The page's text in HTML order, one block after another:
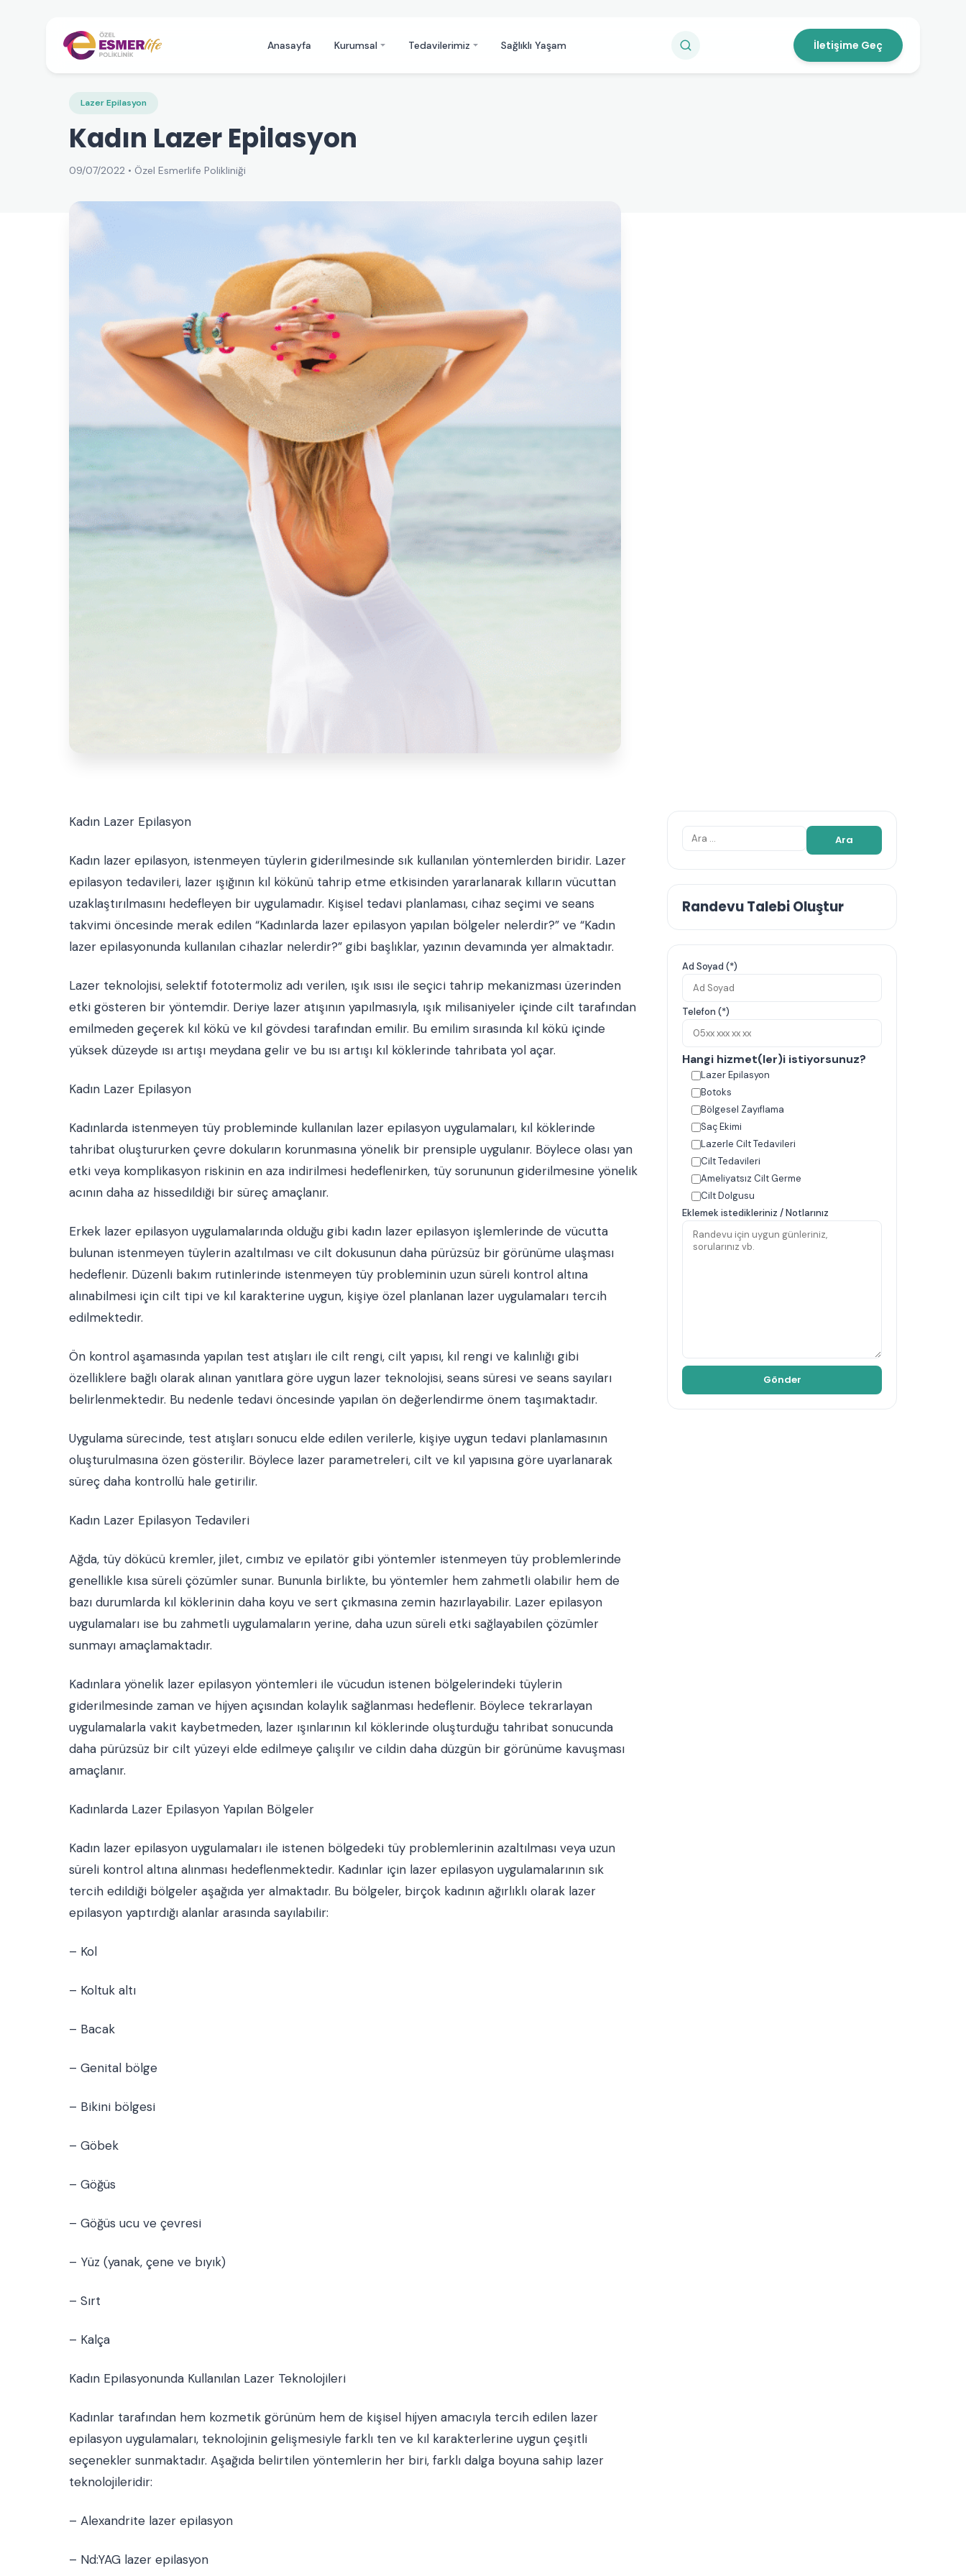
Anasayfa Kurumsal Tedavilerimiz Sağlıklı Yaşam İletişime Geç
Lazer Epilasyon
Kadın Lazer Epilasyon
09/07/2022 • Özel Esmerlife Polikliniği
Kadın Lazer Epilasyon
Kadın lazer epilasyon, istenmeyen tüylerin giderilmesinde sık kullanılan yöntemlerden biridir. Lazer
epilasyon tedavileri, lazer ışığının kıl kökünü tahrip etme etkisinden yararlanarak kılların vücuttan
uzaklaştırılmasını hedefleyen bir uygulamadır. Kişisel tedavi planlaması, cihaz seçimi ve seans
takvimi öncesinde merak edilen “Kadınlarda lazer epilasyon yapılan bölgeler nelerdir?” ve “Kadın
lazer epilasyonunda kullanılan cihazlar nelerdir?” gibi başlıklar, yazının devamında yer almaktadır.
Lazer teknolojisi, selektif fototermoliz adı verilen, ışık ısısı ile seçici tahrip mekanizması üzerinden
etki gösteren bir yöntemdir. Deriye lazer atışının yapılmasıyla, ışık milisaniyeler içinde cilt tarafından
emilmeden geçerek kıl kökü ve kıl gövdesi tarafından emilir. Bu emilim sırasında kıl kökü içinde
yüksek düzeyde ısı artışı meydana gelir ve bu ısı artışı kıl köklerinde tahribata yol açar.
Kadın Lazer Epilasyon
Kadınlarda istenmeyen tüy probleminde kullanılan lazer epilasyon uygulamaları, kıl köklerinde
tahribat oluştururken çevre dokuların korunmasına yönelik bir prensiple uygulanır. Böylece olası yan
etki veya komplikasyon riskinin en aza indirilmesi hedeflenirken, tüy sorununun giderilmesine yönelik
acının daha az hissedildiği bir süreç amaçlanır.
Erkek lazer epilasyon uygulamalarında olduğu gibi kadın lazer epilasyon işlemlerinde de vücutta
bulunan istenmeyen tüylerin azaltılması ve cilt dokusunun daha pürüzsüz bir görünüme ulaşması
hedeflenir. Düzenli bakım rutinlerinde istenmeyen tüy probleminin uzun süreli kontrol altına
alınabilmesi için cilt tipi ve kıl karakterine uygun, kişiye özel planlanan lazer uygulamaları tercih
edilmektedir.
Ön kontrol aşamasında yapılan test atışları ile cilt rengi, cilt yapısı, kıl rengi ve kalınlığı gibi
özelliklere bağlı olarak alınan yanıtlara göre uygun lazer teknolojisi, seans süresi ve seans sayıları
belirlenmektedir. Bu nedenle tedavi öncesinde yapılan ön değerlendirme önem taşımaktadır.
Uygulama sürecinde, test atışları sonucu elde edilen verilerle, kişiye uygun tedavi planlamasının
oluşturulmasına özen gösterilir. Böylece lazer parametreleri, cilt ve kıl yapısına göre uyarlanarak
süreç daha kontrollü hale getirilir.
Kadın Lazer Epilasyon Tedavileri
Ağda, tüy dökücü kremler, jilet, cımbız ve epilatör gibi yöntemler istenmeyen tüy problemlerinde
genellikle kısa süreli çözümler sunar. Bununla birlikte, bu yöntemler hem zahmetli olabilir hem de
bazı durumlarda kıl köklerinin daha koyu ve sert çıkmasına zemin hazırlayabilir. Lazer epilasyon
uygulamaları ise bu zahmetli uygulamaların yerine, daha uzun süreli etki sağlayabilen çözümler
sunmayı amaçlamaktadır.
Kadınlara yönelik lazer epilasyon yöntemleri ile vücudun istenen bölgelerindeki tüylerin
giderilmesinde zaman ve hijyen açısından kolaylık sağlanması hedeflenir. Böylece tekrarlayan
uygulamalarla vakit kaybetmeden, lazer ışınlarının kıl köklerinde oluşturduğu tahribat sonucunda
daha pürüzsüz bir cilt yüzeyi elde edilmeye çalışılır ve cildin daha düzgün bir görünüme kavuşması
amaçlanır.
Kadınlarda Lazer Epilasyon Yapılan Bölgeler
Kadın lazer epilasyon uygulamaları ile istenen bölgedeki tüy problemlerinin azaltılması veya uzun
süreli kontrol altına alınması hedeflenmektedir. Kadınlar için lazer epilasyon uygulamalarının sık
tercih edildiği bölgeler aşağıda yer almaktadır. Bu bölgeler, birçok kadının ağırlıklı olarak lazer
epilasyon yaptırdığı alanlar arasında sayılabilir:
– Kol
– Koltuk altı
– Bacak
– Genital bölge
– Bikini bölgesi
– Göbek
– Göğüs
– Göğüs ucu ve çevresi
– Yüz (yanak, çene ve bıyık)
– Sırt
– Kalça
Kadın Epilasyonunda Kullanılan Lazer Teknolojileri
Kadınlar tarafından hem kozmetik görünüm hem de kişisel hijyen amacıyla tercih edilen lazer
epilasyon uygulamaları, teknolojinin gelişmesiyle farklı ten ve kıl karakterlerine uygun çeşitli
seçenekler sunmaktadır. Aşağıda belirtilen yöntemlerin her biri, farklı dalga boyuna sahip lazer
teknolojileridir:
– Alexandrite lazer epilasyon
– Nd:YAG lazer epilasyon
Arama:
Randevu Talebi Oluştur
Ad Soyad (*)
Telefon (*)
Hangi hizmet(ler)i istiyorsunuz?
Lazer Epilasyon
Botoks
Bölgesel Zayıflama
Saç Ekimi
Lazerle Cilt Tedavileri
Cilt Tedavileri
Ameliyatsız Cilt Germe
Cilt Dolgusu
Eklemek istedikleriniz / Notlarınız